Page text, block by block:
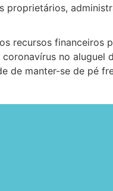
proprietários,
recursos financeiros
no aluguel
de manter-se de pé